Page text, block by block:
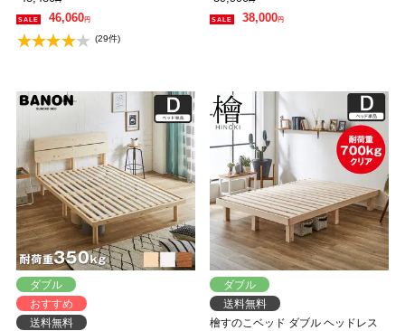
ーポケットコイルマットレス付き す
のこベッド 引き出し付きベッド
zesto 木製ベッド【AR】【z有料組
46,060円
(29件)
型家具配送】
38,000円
ダブル
おすすめ
送料無料
ダブル
送料無料
檜すのこベッド ダブル ヘッドレス